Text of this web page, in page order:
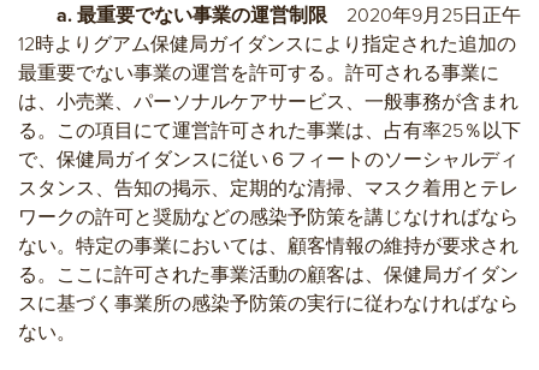
a. 最重要でない事業の運営制限2020年9月25日正午
12時よりグアム保健局ガイダンスにより指定された追加の
最重要でない事業の運営を許可する。許可される事業に
は、小売業、パーソナルケアサービス、一般事務が含まれ
る。この項目にて運営許可された事業は、占有率25％以下
で、保健局ガイダンスに従い６フィートのソーシャルディ
スタンス、告知の掲示、定期的な清掃、マスク着用とテレ
ワークの許可と奨励などの感染予防策を講じなければなら
ない。特定の事業においては、顧客情報の維持が要求され
る。ここに許可された事業活動の顧客は、保健局ガイダン
スに基づく事業所の感染予防策の実行に従わなければなら
ない。